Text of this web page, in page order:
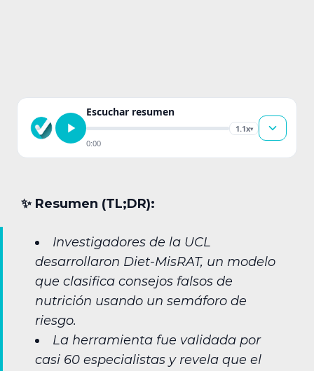
Escuchar resumen
1.1x▾
0:00
✨︎ Resumen (TL;DR):
Investigadores de la UCL
desarrollaron Diet-MisRAT, un modelo
que clasifica consejos falsos de
nutrición usando un semáforo de
riesgo.
La herramienta fue validada por
casi 60 especialistas y revela que el